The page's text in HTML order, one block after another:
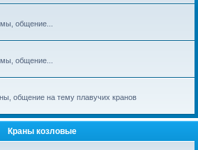
общение...
общение...
общение на тему плавучих кранов
Краны козловые